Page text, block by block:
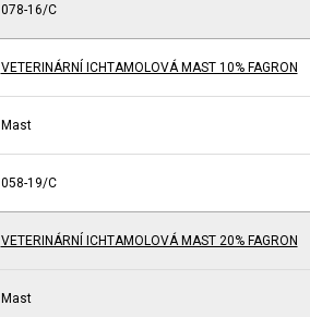
078-16/C
VETERINÁRNÍ ICHTAMOLOVÁ MAST 10% FAGRON
Mast
058-19/C
VETERINÁRNÍ ICHTAMOLOVÁ MAST 20% FAGRON
Mast